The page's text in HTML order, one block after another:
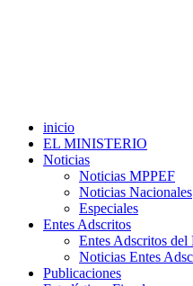
inicio
EL MINISTERIO
Noticias
Noticias MPPEF
Noticias Nacionales
Especiales
Entes Adscritos
Entes Adscritos del
Noticias Entes
Publicaciones